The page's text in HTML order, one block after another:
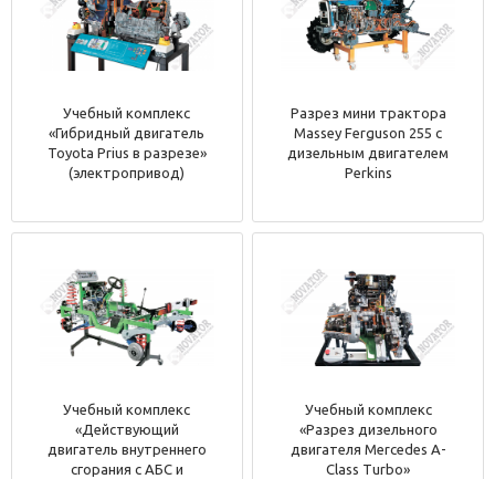
Учебный комплекс
«Гибридный двигатель
Toyota Prius в разрезе»
(электропривод)
Разрез мини трактора
Massey Ferguson 255 с
дизельным двигателем
Perkins
Учебный комплекс
«Действующий
двигатель внутреннего
сгорания с АБС и
Учебный комплекс
«Разрез дизельного
двигателя Mercedes A-
Class Turbo»